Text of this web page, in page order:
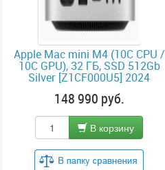
Apple Mac mini M4 (10C CPU /
10C GPU), 32 ГБ, SSD 512Gb
Silver [Z1CF000U5] 2024
148 990 руб.
В корзину